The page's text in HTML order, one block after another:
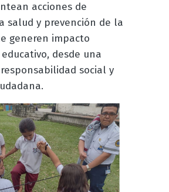
acciones de
salud y prevención de la
generen impacto
desde una
social y